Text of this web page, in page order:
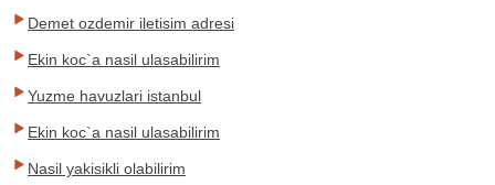
Demet ozdemir iletisim adresi
Ekin koc`a nasil ulasabilirim
Yuzme havuzlari istanbul
Ekin koc`a nasil ulasabilirim
Nasil yakisikli olabilirim